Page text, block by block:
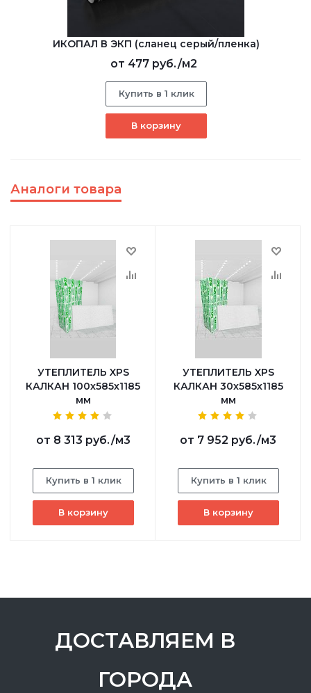
ИКОПАЛ В ЭКП (сланец серый/пленка)
от 477 руб./м2
Купить в 1 клик
В корзину
Аналоги товара
УТЕПЛИТЕЛЬ XPS
КАЛКАН 100х585х1185
мм
от 8 313 руб./м3
Купить в 1 клик
В корзину
УТЕПЛИТЕЛЬ XPS
КАЛКАН 30х585х1185
мм
от 7 952 руб./м3
Купить в 1 клик
В корзину
ДОСТАВЛЯЕМ В
ГОРОДА